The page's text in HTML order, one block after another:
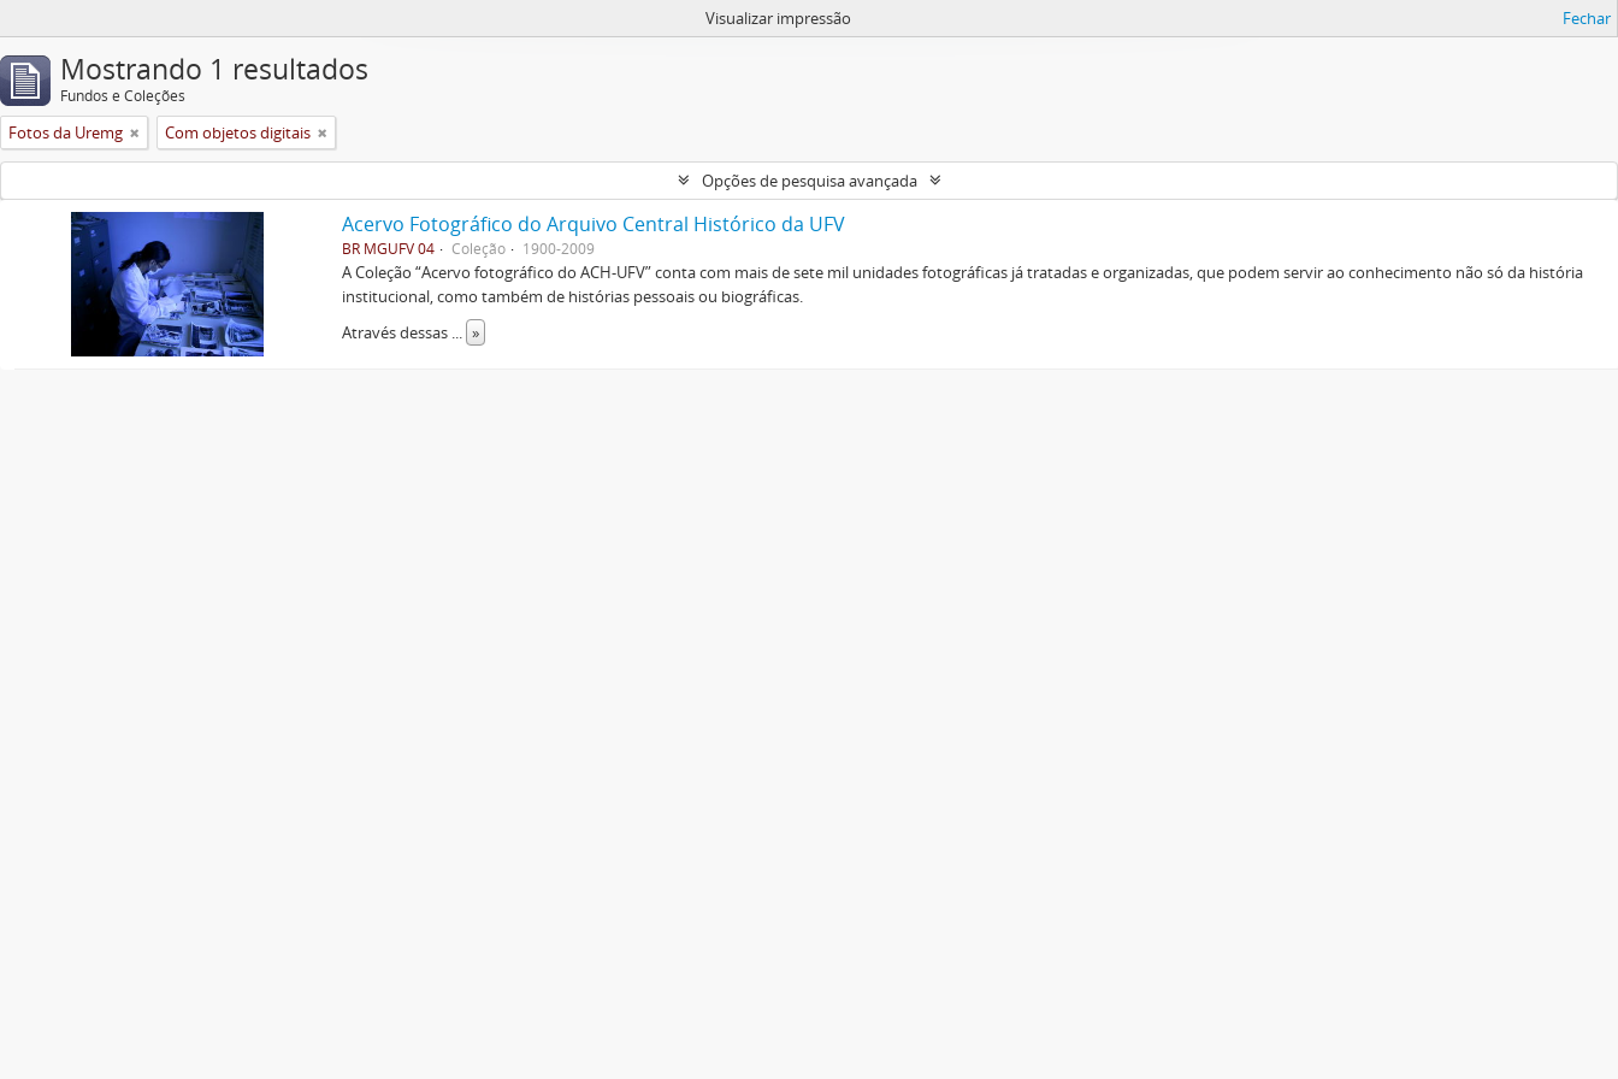
Visualizar impressão Fechar
Mostrando 1 resultados
Fundos e Coleções
Fotos da Uremg Com objetos digitais
Opções de pesquisa avançada
Acervo Fotográfico do Arquivo Central Histórico da UFV
BR MGUFV 04 Coleção 1900-2009
A Coleção “Acervo fotográfico do ACH-UFV” conta com mais de sete mil unidades fotográficas já tratadas e organizadas, que podem servir ao conhecimento não só da história
institucional, como também de histórias pessoais ou biográficas.
Através dessas ... »